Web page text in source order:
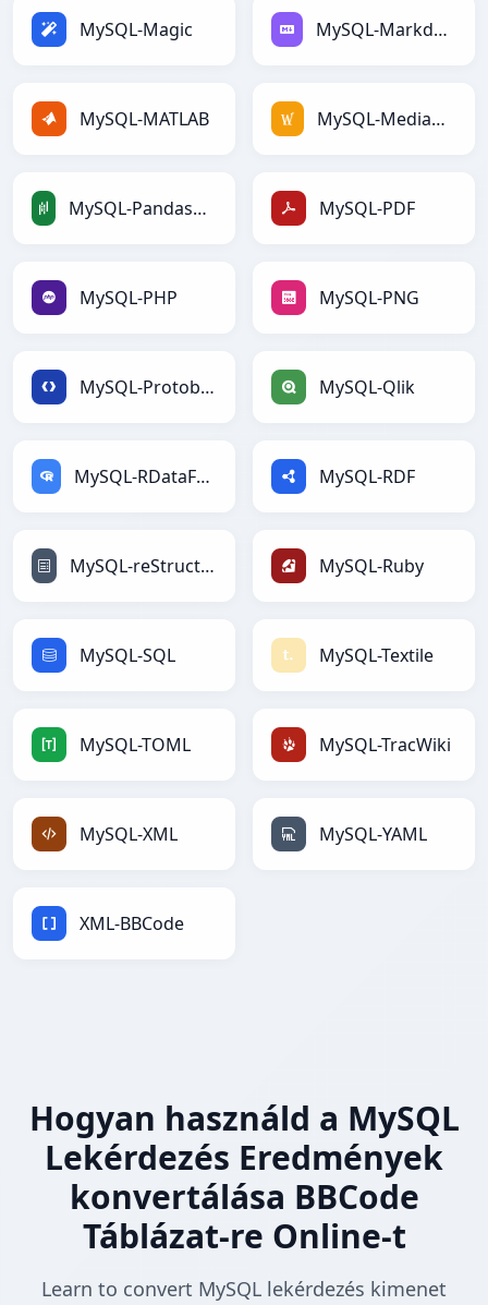
MySQL-Magic MySQL-Markdown
MySQL-MATLAB MySQL-MediaWiki
MySQL-PandasDataFrame MySQL-PDF
MySQL-PHP MySQL-PNG
MySQL-Protobuf MySQL-Qlik
MySQL-RDataFrame MySQL-RDF
MySQL-reStructuredText MySQL-Ruby
MySQL-SQL MySQL-Textile
MySQL-TOML MySQL-TracWiki
MySQL-XML MySQL-YAML
XML-BBCode
Hogyan használd a MySQL
Lekérdezés Eredmények
konvertálása BBCode
Táblázat-re Online-t
Learn to convert MySQL lekérdezés kimenet